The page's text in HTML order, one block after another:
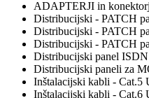
ADAPTERJI in
Distribucijski - PATCH
Distribucijski - PATCH
Distribucijski - PATCH
Distribucijski panel ISDN
Distribucijski paneli za
Inštalacijski kabli - Cat.5
Inštalacijski kabli - Cat.6